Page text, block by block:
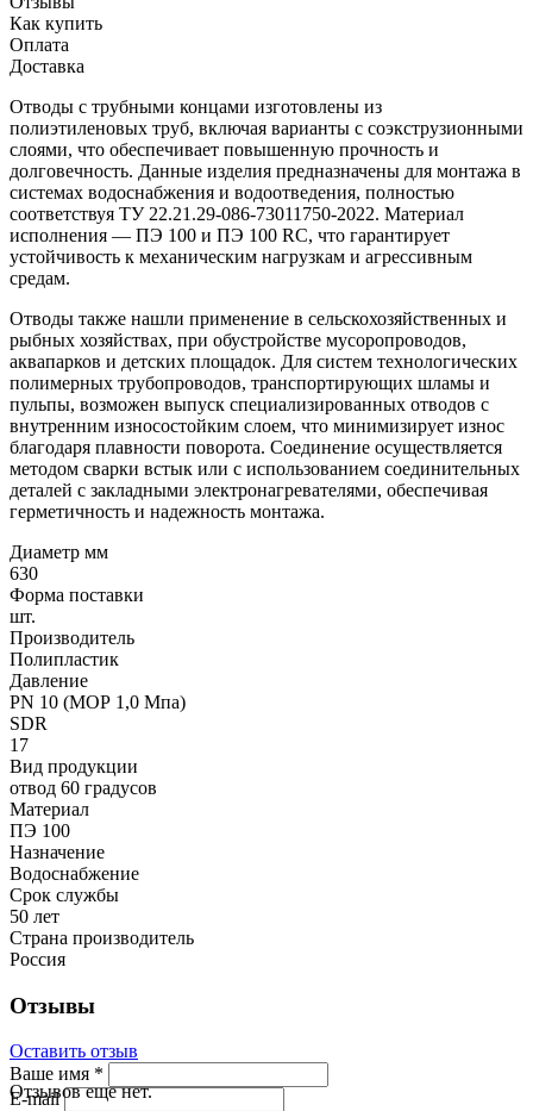
Как купить
Оплата
Доставка
Отводы с трубными концами изготовлены из
полиэтиленовых труб, включая варианты с соэкструзионными
слоями, что обеспечивает повышенную прочность и
долговечность. Данные изделия предназначены для монтажа в
системах водоснабжения и водоотведения, полностью
соответствуя ТУ 22.21.29-086-73011750-2022. Материал
исполнения — ПЭ 100 и ПЭ 100 RC, что гарантирует
устойчивость к механическим нагрузкам и агрессивным
средам.
Отводы также нашли применение в сельскохозяйственных и
рыбных хозяйствах, при обустройстве мусоропроводов,
аквапарков и детских площадок. Для систем технологических
полимерных трубопроводов, транспортирующих шламы и
пульпы, возможен выпуск специализированных отводов с
внутренним износостойким слоем, что минимизирует износ
благодаря плавности поворота. Соединение осуществляется
методом сварки встык или с использованием соединительных
деталей с закладными электронагревателями, обеспечивая
герметичность и надежность монтажа.
Диаметр мм
630
Форма поставки
шт.
Производитель
Полипластик
Давление
PN 10 (МОР 1,0 Мпа)
SDR
17
Вид продукции
отвод 60 градусов
Материал
ПЭ 100
Назначение
Водоснабжение
Срок службы
50 лет
Страна производитель
Россия
Отзывы
Оставить отзыв
Ваше имя *
E-mail
Отзывов еще нет.